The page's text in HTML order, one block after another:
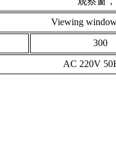
Viewing
300
AC 220V